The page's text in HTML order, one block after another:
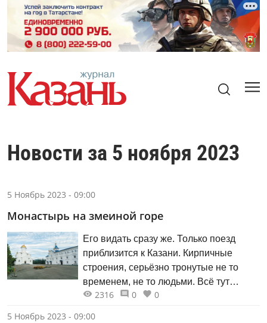
Новости за 5 ноября 2023
5 Ноябрь 2023 - 09:00
Монастырь на змеиной горе
Его видать сразу же. Только поезд
приблизится к Казани. Кирпичные
строения, серьёзно тронутые не то
временем, не то людьми. Всё тут
разом.
2316 0
0
5 Ноябрь 2023 - 09:00